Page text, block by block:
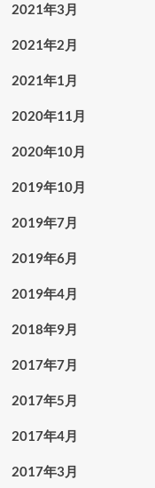
2021年3月
2021年2月
2021年1月
2020年11月
2020年10月
2019年10月
2019年7月
2019年6月
2019年4月
2018年9月
2017年7月
2017年5月
2017年4月
2017年3月